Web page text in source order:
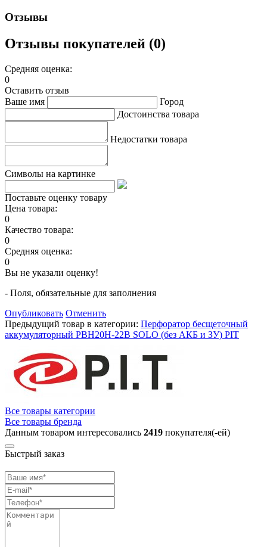
Отзывы
Отзывы покупателей (0)
Средняя оценка:
0
Оставить отзыв
Ваше имя
Город
Достоинства товара
Недостатки товара
Символы на картинке
Поставьте оценку товару
Цена товара:
0
Качество товара:
0
Средняя оценка:
0
Вы не указали оценку!
- Поля, обязательные для заполнения
Опубликовать Отменить
Предыдущий товар в категории: Перфоратор бесщеточный
аккумуляторный PBH20H-22B SOLO (без АКБ и ЗУ) PIT
Все товары категории
Все товары бренда
Данным товаром интересовались 2419 покупателя(-ей)
Быстрый заказ